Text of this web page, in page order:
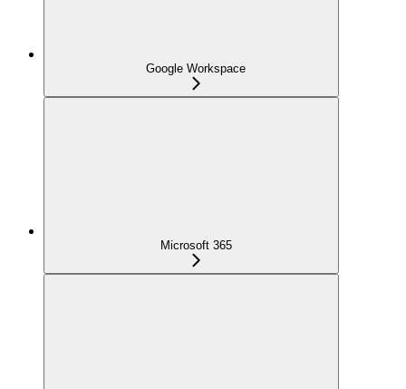
Google Workspace
Microsoft 365